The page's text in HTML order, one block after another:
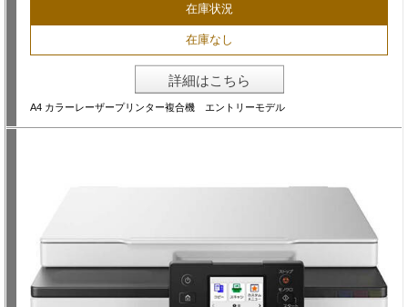
在庫状況
在庫なし
詳細はこちら
A4 カラーレーザープリンター複合機 エントリーモデル